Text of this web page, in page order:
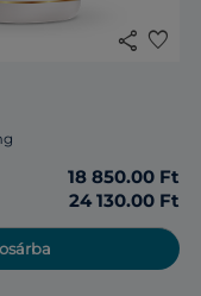
share favorite
18 850.00 Ft
24 130.00 Ft